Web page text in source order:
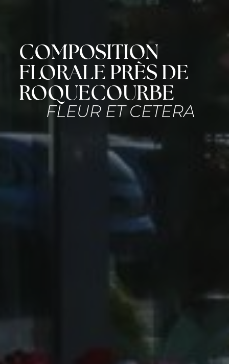
COMPOSITION
FLORALE PRÈS DE
ROQUECOURBE
FLEUR ET CETERA